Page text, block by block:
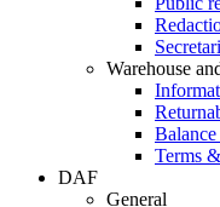
Warehouse
Terms
DAF
General